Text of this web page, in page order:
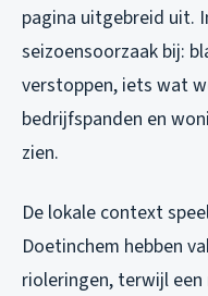
pagina uitgebreid uit.
seizoensoorzaak bij:
verstoppen, iets wat
bedrijfspanden en
zien.
De lokale context
Doetinchem hebben
rioleringen, terwijl een